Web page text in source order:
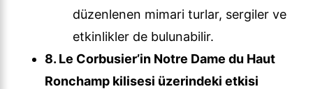
düzenlenen mimari turlar, sergiler ve
etkinlikler de bulunabilir.
8. Le Corbusier’in Notre Dame du Haut
Ronchamp kilisesi üzerindeki etkisi